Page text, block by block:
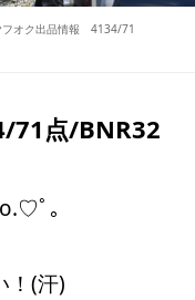
フオク出品情報 4134/71
71点/BNR32
ﾟ｡
！(汗)